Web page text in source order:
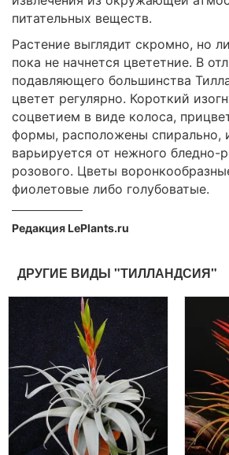
питательных веществ.
Растение выглядит скромно, но
пока не начнется цвететние. В
подавляющего большинства
цветет регулярно. Короткий
соцветием в виде колоса,
формы, расположены спирально,
варьируется от нежного бледно-
розового. Цветы
фиолетовые либо голубоватые.
Редакция LePlants.ru
ДРУГИЕ ВИДЫ "ТИЛЛАНДСИЯ"